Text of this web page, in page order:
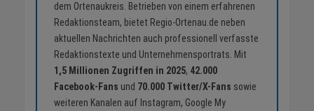
dem Ortenaukreis. Betrieben von einem erfahrenen
Redaktionsteam, bietet Regio-Ortenau.de neben
aktuellen Nachrichten auch professionell verfasste
Redaktionstexte und Unternehmensportrats. Mit
1,5 Millionen Zugriffen in 2025, 42.000
Facebook-Fans und 70.000 Twitter/X-Fans sowie
weiteren Kanalen auf Instagram, Google My